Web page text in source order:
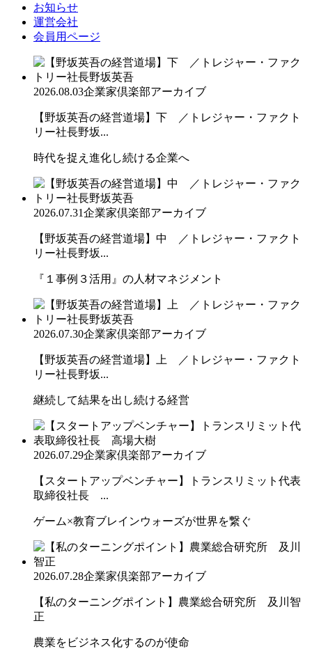
お知らせ
運営会社
会員用ページ
2026.08.03企業家倶楽部アーカイブ
【野坂英吾の経営道場】下 ／トレジャー・ファクト
リー社長野坂...
時代を捉え進化し続ける企業へ
2026.07.31企業家倶楽部アーカイブ
【野坂英吾の経営道場】中 ／トレジャー・ファクト
リー社長野坂...
『１事例３活用』の人材マネジメント
2026.07.30企業家倶楽部アーカイブ
【野坂英吾の経営道場】上 ／トレジャー・ファクト
リー社長野坂...
継続して結果を出し続ける経営
2026.07.29企業家倶楽部アーカイブ
【スタートアップベンチャー】トランスリミット代表
取締役社長 ...
ゲーム×教育ブレインウォーズが世界を繋ぐ
2026.07.28企業家倶楽部アーカイブ
【私のターニングポイント】農業総合研究所 及川智
正
農業をビジネス化するのが使命